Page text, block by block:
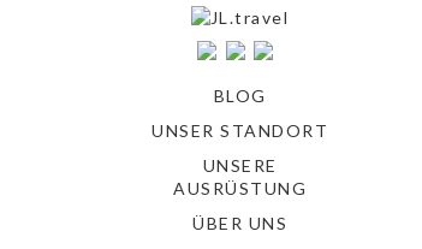
BLOG
UNSER STANDORT
UNSERE
AUSRÜSTUNG
ÜBER UNS